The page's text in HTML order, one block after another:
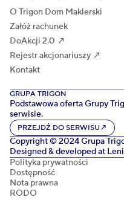
O Trigon Dom Maklerski
Załóż rachunek
DoAkcji 2.0 ↗
Rejestr akcjonariuszy ↗
Kontakt
GRUPA TRIGON
Podstawowa oferta Grupy
serwisie.
PRZEJDŹ DO SERWISU↗
Copyright © 2024 Grupa
Designed & developed at
Polityka prywatności
Dostępność
Nota prawna
RODO